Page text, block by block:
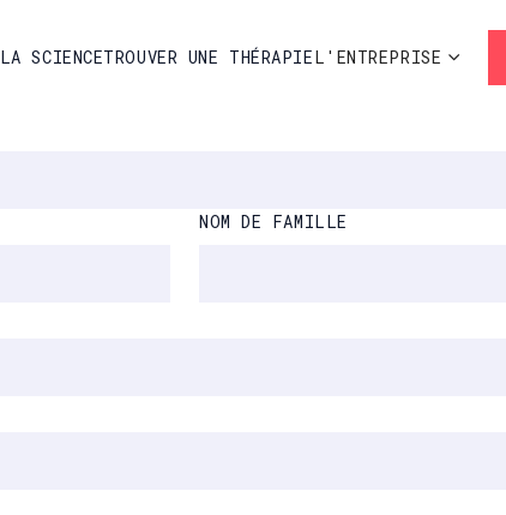
LA SCIENCETROUVER UNE THÉRAPIEL'ENTREPRISE
NOM DE FAMILLE